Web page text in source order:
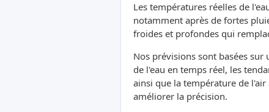
Les températures réelles de
notamment après de fortes
froides et profondes qui
Nos prévisions sont basées
de l'eau en temps réel, les
ainsi que la température de
améliorer la précision.